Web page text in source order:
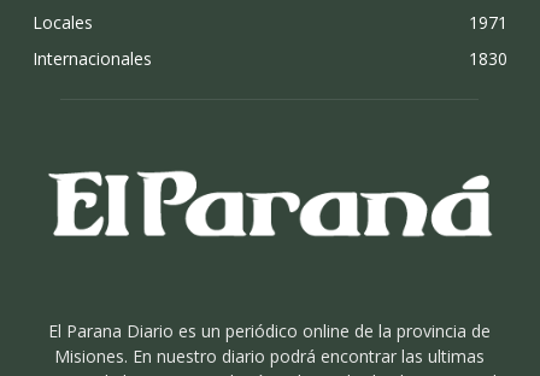
Locales
1971
Internacionales
1830
El Parana Diario es un periódico online de la provincia de
Misiones. En nuestro diario podrá encontrar las ultimas